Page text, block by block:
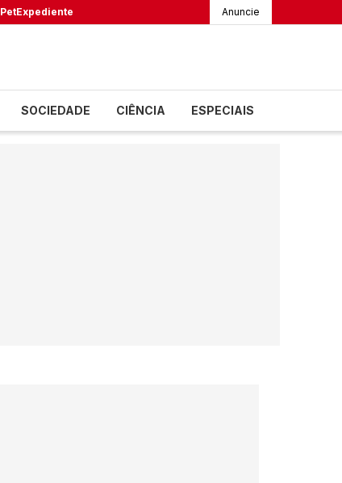
PetExpediente Anuncie
SOCIEDADE CIÊNCIA ESPECIAIS